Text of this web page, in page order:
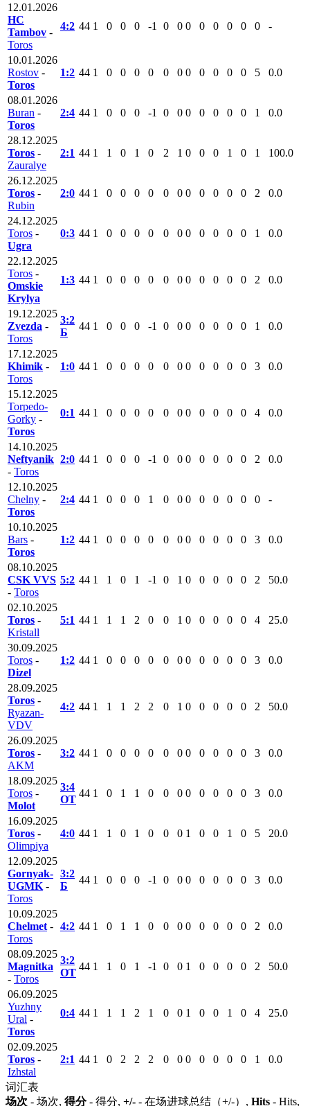
12.01.2026
HC
Tambov -
Toros
4:2 44 1 0 0 0 -1 0 0 0 0 0 0 0 0 -
10.01.2026
Rostov -
Toros
1:2 44 1 0 0 0 0 0 0 0 0 0 0 0 5 0.0
08.01.2026
Buran -
Toros
2:4 44 1 0 0 0 -1 0 0 0 0 0 0 0 1 0.0
28.12.2025
Toros -
Zauralye
2:1 44 1 1 0 1 0 2 1 0 0 0 1 0 1 100.0
26.12.2025
Toros -
Rubin
2:0 44 1 0 0 0 0 0 0 0 0 0 0 0 2 0.0
24.12.2025
Toros -
Ugra
0:3 44 1 0 0 0 0 0 0 0 0 0 0 0 1 0.0
22.12.2025
Toros -
Omskie
Krylya
1:3 44 1 0 0 0 0 0 0 0 0 0 0 0 2 0.0
19.12.2025
Zvezda -
Toros
3:2
Б
44 1 0 0 0 -1 0 0 0 0 0 0 0 1 0.0
17.12.2025
Khimik -
Toros
1:0 44 1 0 0 0 0 0 0 0 0 0 0 0 3 0.0
15.12.2025
Torpedo-
Gorky -
Toros
0:1 44 1 0 0 0 0 0 0 0 0 0 0 0 4 0.0
14.10.2025
Neftyanik
- Toros
2:0 44 1 0 0 0 -1 0 0 0 0 0 0 0 2 0.0
12.10.2025
Chelny -
Toros
2:4 44 1 0 0 0 1 0 0 0 0 0 0 0 0 -
10.10.2025
Bars -
Toros
1:2 44 1 0 0 0 0 0 0 0 0 0 0 0 3 0.0
08.10.2025
CSK VVS
- Toros
5:2 44 1 1 0 1 -1 0 1 0 0 0 0 0 2 50.0
02.10.2025
Toros -
Kristall
5:1 44 1 1 1 2 0 0 1 0 0 0 0 0 4 25.0
30.09.2025
Toros -
Dizel
1:2 44 1 0 0 0 0 0 0 0 0 0 0 0 3 0.0
28.09.2025
Toros -
Ryazan-
VDV
4:2 44 1 1 1 2 2 0 1 0 0 0 0 0 2 50.0
26.09.2025
Toros -
AKM
3:2 44 1 0 0 0 0 0 0 0 0 0 0 0 3 0.0
18.09.2025
Toros -
Molot
3:4
ОТ
44 1 0 1 1 0 0 0 0 0 0 0 0 3 0.0
16.09.2025
Toros -
Olimpiya
4:0 44 1 1 0 1 0 0 0 1 0 0 1 0 5 20.0
12.09.2025
Gornyak-
UGMK -
Toros
3:2
Б
44 1 0 0 0 -1 0 0 0 0 0 0 0 3 0.0
10.09.2025
Chelmet -
Toros
4:2 44 1 0 1 1 0 0 0 0 0 0 0 0 2 0.0
08.09.2025
Magnitka
- Toros
3:2
ОТ
44 1 1 0 1 -1 0 0 1 0 0 0 0 2 50.0
06.09.2025
Yuzhny
Ural -
Toros
0:4 44 1 1 1 2 1 0 0 1 0 0 1 0 4 25.0
02.09.2025
Toros -
Izhstal
2:1 44 1 0 2 2 2 0 0 0 0 0 0 0 1 0.0
词汇表
场次 - 场次, 得分- 得分, +/- - 在场进球总结（+/-）, Hits - Hits,